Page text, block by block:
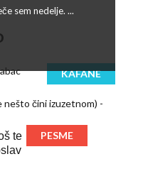
KAFANE
sem nedelje. ...
te
PESME